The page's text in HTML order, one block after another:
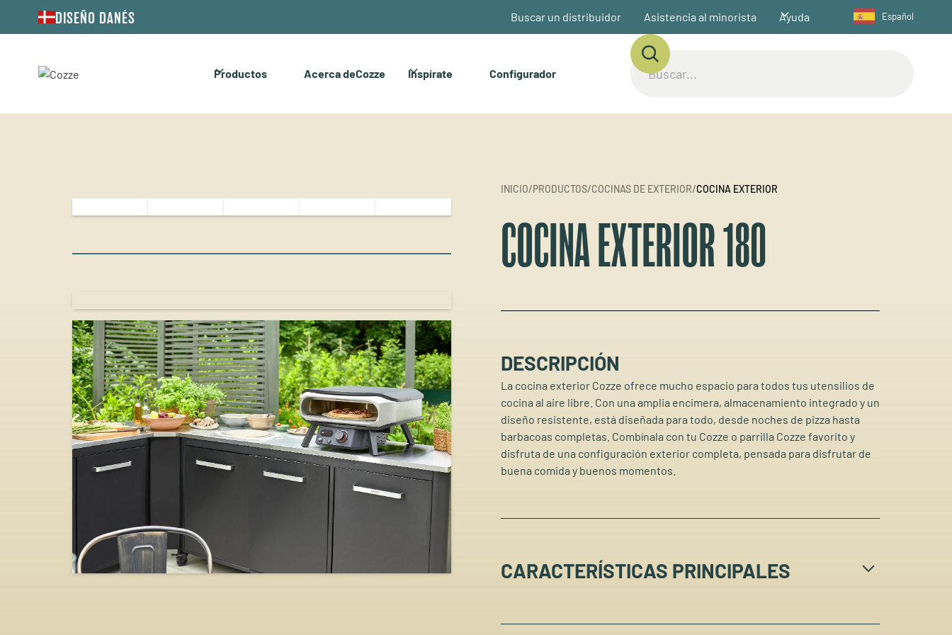
DISEÑO DANÉS Buscar un distribuidor Asistencia al minorista Ayuda Español
Productos Acerca deCozze Inspírate Configurador
INICIO/PRODUCTOS/COCINAS DE EXTERIOR/COCINA EXTERIOR
COCINA EXTERIOR 180
DESCRIPCIÓN
La cocina exterior Cozze ofrece mucho espacio para todos tus utensilios de
cocina al aire libre. Con una amplia encimera, almacenamiento integrado y un
diseño resistente, está diseñada para todo, desde noches de pizza hasta
barbacoas completas. Combínala con tu Cozze o parrilla Cozze favorito y
disfruta de una configuración exterior completa, pensada para disfrutar de
buena comida y buenos momentos.
CARACTERÍSTICAS PRINCIPALES